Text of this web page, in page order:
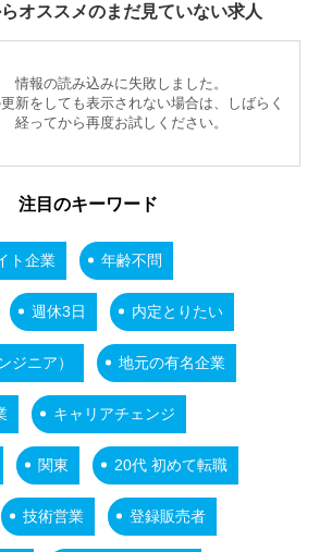
オススメのまだ見ていない求人
情報の読み込みに失敗しました。
新をしても表示されない場合は、しばらく
経ってから再度お試しください。
注目のキーワード
ト企業 年齢不問
週休3日 内定とりたい
ジニア） 地元の有名企業
キャリアチェンジ
関東 20代 初めて転職
技術営業 登録販売者